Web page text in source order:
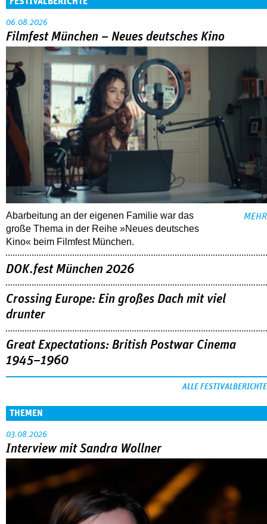
06.08.2026
Filmfest München – Neues deutsches Kino
Abarbeitung an der eigenen Familie war das
große Thema in der Reihe »Neues deutsches
Kino« beim Filmfest München.
MEHR
DOK.fest München 2026
Crossing Europe: Ein großes Dach mit viel
drunter
Great Expectations: British Postwar Cinema
1945–1960
ALLE FESTIVALBERICHTE
THEMEN
03.08.2026
Interview mit Sandra Wollner